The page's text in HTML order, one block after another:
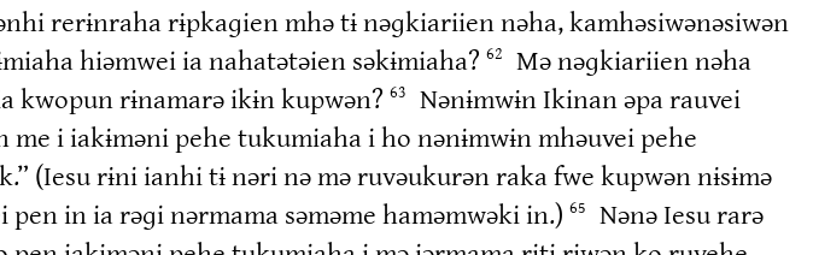
rerɨnraha rɨpkaɡien mhə tɨ nəɡkiariien nəha, kamhəsiwənəsiwən
hiəmwei ia nahatətəien səkɨmiaha? 62
Mə nəɡkiariien nəha
rɨnamarə ikɨn kupwən? 63
Nənɨmwɨn Ikinan əpa rauvei
i iakɨməni pehe tukumiaha i ho nənɨmwɨn mhəuvei pehe
(Iesu rɨni ianhi tɨ nəri nə mə ruvəukurən raka fwe kupwən nɨsɨmə
in ia rəɡi nərmama səməme haməmwəki in.) 65
Nənə Iesu rarə